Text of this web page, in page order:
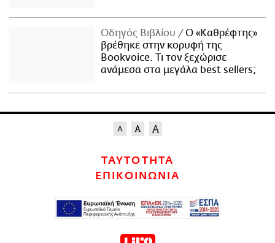
Οδηγός Βιβλίου
Ο «Καθρέφτης»
βρέθηκε στην κορυφή της
Bookvoice. Τι τον ξεχώρισε
ανάμεσα στα μεγάλα best sellers;
ΤΑΥΤΟΤΗΤΑ
ΕΠΙΚΟΙΝΩΝΙΑ